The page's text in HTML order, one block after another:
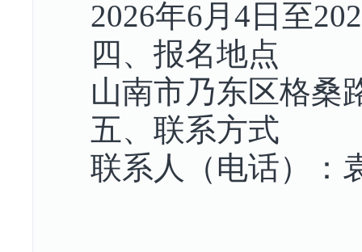
2026年6月4日至
四、报名地点
山南市乃东区格桑
五、联系方式
联系人（电话）：